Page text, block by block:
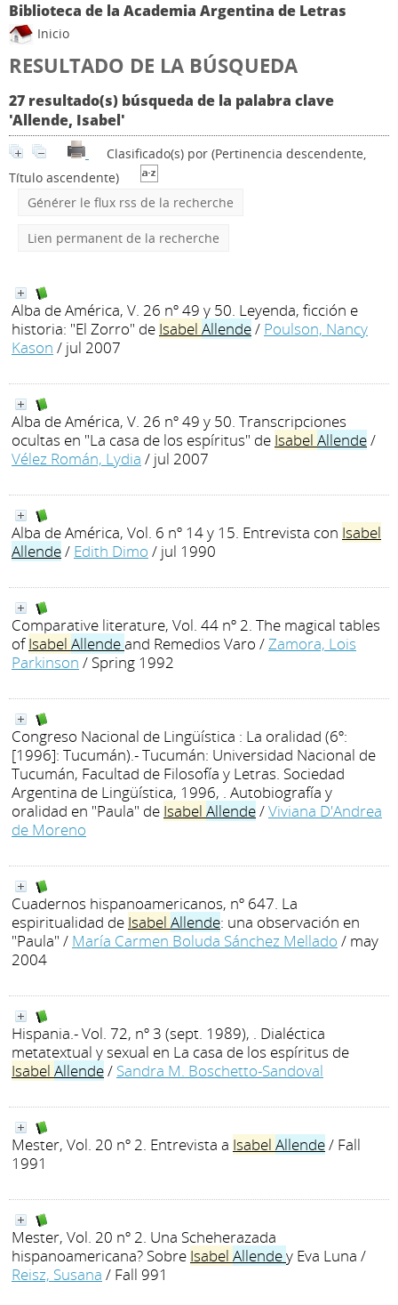
Biblioteca de la Academia Argentina de Letras
Inicio
RESULTADO DE LA BÚSQUEDA
27 resultado(s) búsqueda de la palabra clave
'Allende, Isabel'
Clasificado(s) por (Pertinencia descendente,
Título ascendente)
Générer le flux rss de la recherche
Lien permanent de la recherche
Alba de América, V. 26 nº 49 y 50. Leyenda, ficción e
historia: "El Zorro" de Isabel Allende/ Poulson, Nancy
Kason / jul 2007
Alba de América, V. 26 nº 49 y 50. Transcripciones
ocultas en "La casa de los espíritus" de Isabel Allende/
Vélez Román, Lydia / jul 2007
Alba de América, Vol. 6 nº 14 y 15. Entrevista con Isabel
Allende/ Edith Dimo / jul 1990
Comparative literature, Vol. 44 nº 2. The magical tables
ofIsabel Allendeand Remedios Varo /Zamora, Lois
Parkinson / Spring 1992
Congreso Nacional de Lingüística : La oralidad (6º:
[1996]: Tucumán).- Tucumán: Universidad Nacional de
Tucumán, Facultad de Filosofía y Letras. Sociedad
Argentina de Lingüística, 1996, . Autobiografía y
oralidad en "Paula" de Isabel Allende/Viviana D'Andrea
de Moreno
Cuadernos hispanoamericanos, nº 647. La
espiritualidad de Isabel Allende: una observación en
"Paula" / María Carmen Boluda Sánchez Mellado / may
2004
Hispania.- Vol. 72, nº 3 (sept. 1989), . Dialéctica
metatextual y sexual en La casa de los espíritus de
Isabel Allende/ Sandra M. Boschetto-Sandoval
Mester, Vol. 20 nº 2. Entrevista a Isabel Allende/ Fall
1991
Mester, Vol. 20 nº 2. Una Scheherazada
hispanoamericana? Sobre Isabel Allendey Eva Luna /
Reisz, Susana / Fall 991